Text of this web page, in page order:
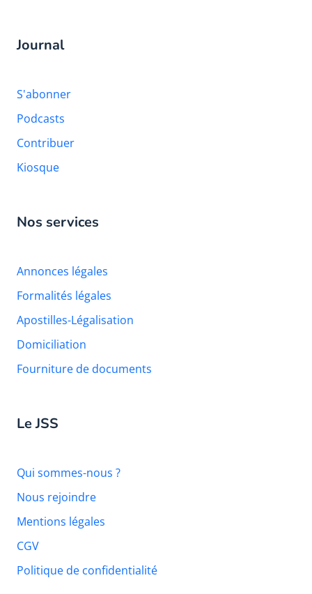
Journal
S'abonner
Podcasts
Contribuer
Kiosque
Nos services
Annonces légales
Formalités légales
Apostilles-Légalisation
Domiciliation
Fourniture de documents
Le JSS
Qui sommes-nous ?
Nous rejoindre
Mentions légales
CGV
Politique de confidentialité